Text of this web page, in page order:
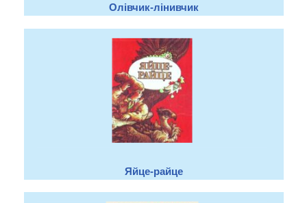
Олівчик-лінивчик
Яйце-райце